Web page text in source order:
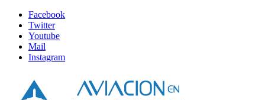
Facebook
Twitter
Youtube
Mail
Instagram